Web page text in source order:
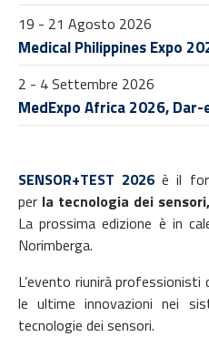
19 - 21 Agosto 2026
Medical Philippines Expo
2 - 4 Settembre 2026
MedExpo Africa 2026, Dar-
SENSOR+TEST 2026 è il
per la tecnologia dei
La prossima edizione è in
Norimberga.
L’evento riunirà
le ultime innovazioni nei
tecnologie dei sensori.